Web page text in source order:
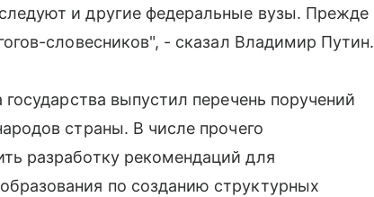
и другие федеральные вузы. Прежде
словесников", - сказал Владимир Путин.
выпустил перечень поручений
страны. В числе прочего
разработку рекомендаций для
по созданию структурных